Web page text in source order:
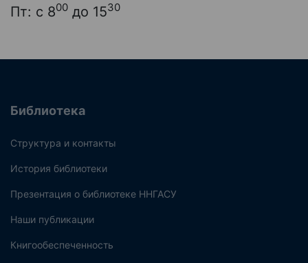
Пт: с 800 до 1530
Библиотека
Структура и контакты
История библиотеки
Презентация о библиотеке ННГАСУ
Наши публикации
Книгообеспеченность